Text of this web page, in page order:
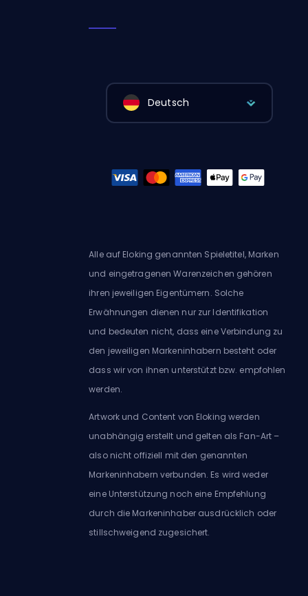
Deutsch
Alle auf Eloking genannten Spieletitel, Marken
und eingetragenen Warenzeichen gehören
ihren jeweiligen Eigentümern. Solche
Erwähnungen dienen nur zur Identifikation
und bedeuten nicht, dass eine Verbindung zu
den jeweiligen Markeninhabern besteht oder
dass wir von ihnen unterstützt bzw. empfohlen
werden.
Artwork und Content von Eloking werden
unabhängig erstellt und gelten als Fan-Art –
also nicht offiziell mit den genannten
Markeninhabern verbunden. Es wird weder
eine Unterstützung noch eine Empfehlung
durch die Markeninhaber ausdrücklich oder
stillschweigend zugesichert.